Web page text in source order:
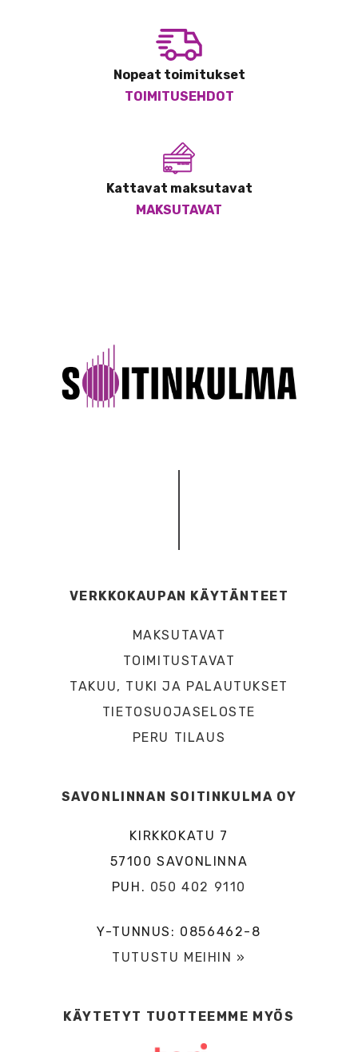
Nopeat toimitukset
TOIMITUSEHDOT
Kattavat maksutavat
MAKSUTAVAT
VERKKOKAUPAN KÄYTÄNTEET
MAKSUTAVAT
TOIMITUSTAVAT
TAKUU, TUKI JA PALAUTUKSET
TIETOSUOJASELOSTE
PERU TILAUS
SAVONLINNAN SOITINKULMA OY
KIRKKOKATU 7
57100 SAVONLINNA
PUH. 050 402 9110
Y-TUNNUS: 0856462-8
TUTUSTU MEIHIN »
KÄYTETYT TUOTTEEMME MYÖS